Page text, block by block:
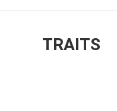
TRAITS